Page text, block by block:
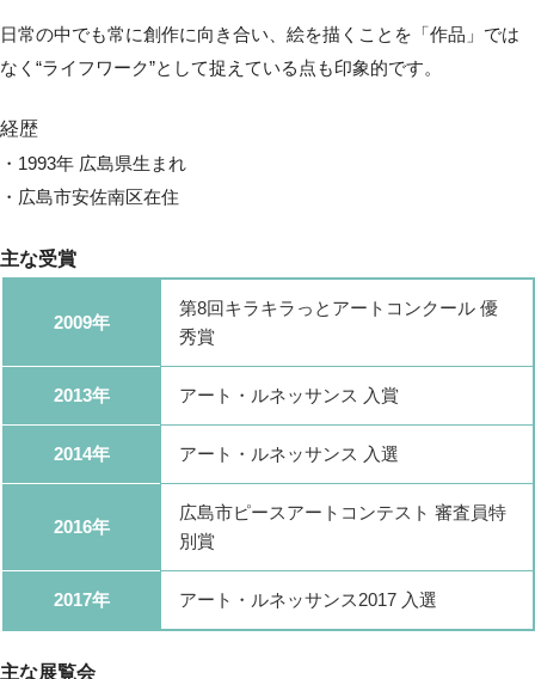
日常の中でも常に創作に向き合い、絵を描くことを 「作品」では
なく“ライフワーク”として捉えている点も印象的です。
経歴
・1993年 広島県生まれ
・広島市安佐南区在住
主な受賞
2009年
第8回キラキラっとアートコンクール 優
秀賞
2013年 アート・ルネッサンス 入賞
2014年 アート・ルネッサンス 入選
2016年
広島市ピースアートコンテスト 審査員特
別賞
2017年 アート・ルネッサンス2017 入選
主な展覧会